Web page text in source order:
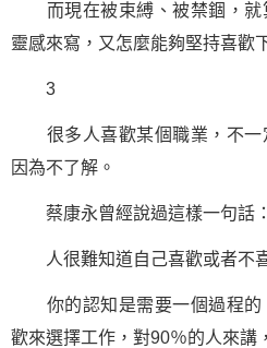
而現在被束縛、被禁錮，就
靈感來寫，又怎麼能夠堅持喜歡
3
很多人喜歡某個職業，不一
因為不了解。
蔡康永曾經說過這樣一句話：
人很難知道自己喜歡或者不
你的認知是需要一個過程的
歡來選擇工作，對90％的人來講